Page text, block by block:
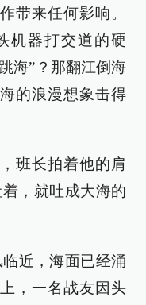
带来任何影响。
机器打交道的硬
海”？那翻江倒海
的浪漫想象击得
班长拍着他的肩
，就吐成大海的
近，海面已经涌
，一名战友因头